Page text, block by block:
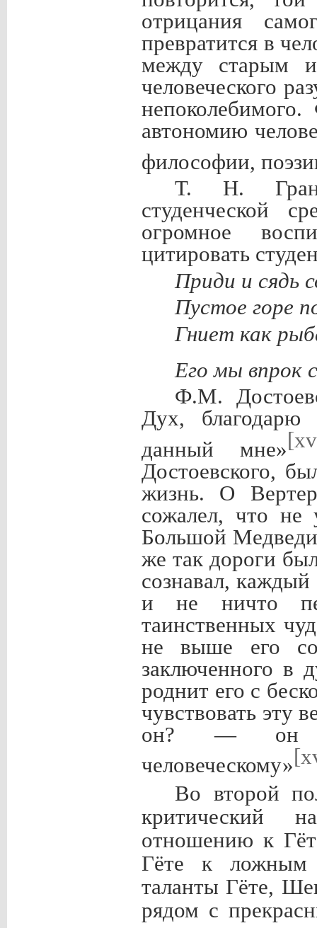
отрицания
превратится в
между старым
человеческого
автономию
философии,
Т. Н.
студенческой
огромное
цитировать
Приди и сядь
Пустое горе
Гниет как
Его мы впрок
Ф.М.
Дух, благодарю
данный мне»
Достоевского,
жизнь. О
сожалел, что не
Большой
же так дороги
сознавал, каждый
и не ничто
таинственных
не выше его
заключенного в
роднит его с
чувствовать эту
он? — он
человеческому»
Во второй
критический
отношению к
Гёте к ложным
таланты Гёте,
рядом с